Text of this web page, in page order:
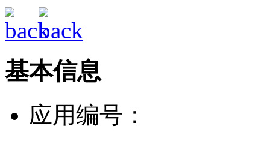
基本信息
应用编号：